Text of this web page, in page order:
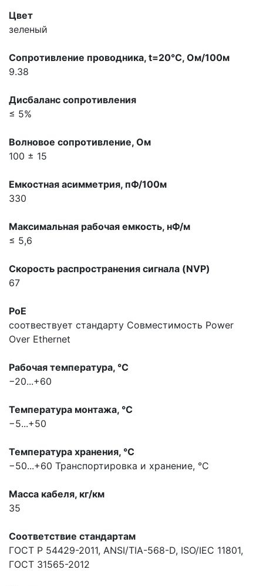
Цвет
зеленый
Сопpотивление пpоводника, t=20°С, Ом/100м
9.38
Дисбаланс сопpотивления
≤ 5%
Волновое сопpотивление, Ом
100 ± 15
Емкостная асимметрия, пФ/100м
330
Максимальная pабочая емкость, нФ/м
≤ 5,6
Скорость распространения сигнала (NVP)
67
PoE
соотвествует стандарту Совместимость Power
Over Ethernet
Рабочая температура, °С
−20...+60
Температура монтажа, °С
−5...+50
Температура хранения, °С
−50...+60 Транспортировка и хранение, °С
Масса кабеля, кг/км
35
Соответствие стандартам
ГОСТ Р 54429-2011, ANSI/TIA-568-D, ISO/IEC 11801,
ГОСТ 31565-2012